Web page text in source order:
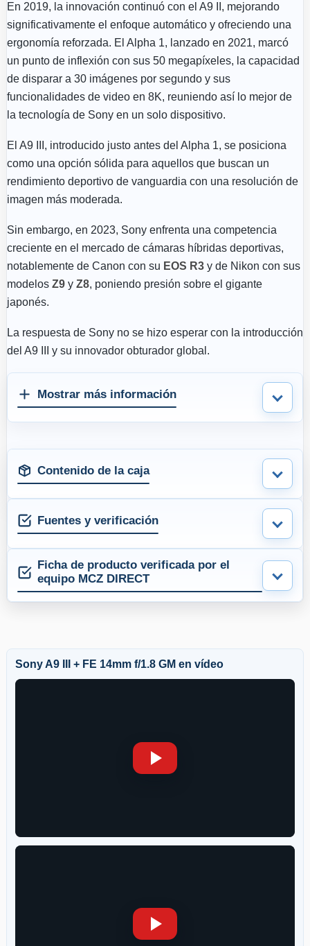
En 2019, la innovación continuó con el A9 II, mejorando
significativamente el enfoque automático y ofreciendo una
ergonomía reforzada. El Alpha 1, lanzado en 2021, marcó
un punto de inflexión con sus 50 megapíxeles, la capacidad
de disparar a 30 imágenes por segundo y sus
funcionalidades de video en 8K, reuniendo así lo mejor de
la tecnología de Sony en un solo dispositivo.
El A9 III, introducido justo antes del Alpha 1, se posiciona
como una opción sólida para aquellos que buscan un
rendimiento deportivo de vanguardia con una resolución de
imagen más moderada.
Sin embargo, en 2023, Sony enfrenta una competencia
creciente en el mercado de cámaras híbridas deportivas,
notablemente de Canon con su EOS R3 y de Nikon con sus
modelos Z9 y Z8, poniendo presión sobre el gigante
japonés.
La respuesta de Sony no se hizo esperar con la introducción
del A9 III y su innovador obturador global.
Mostrar más información
Contenido de la caja
Fuentes y verificación
Ficha de producto verificada por el
equipo MCZ DIRECT
Sony A9 III + FE 14mm f/1.8 GM en vídeo